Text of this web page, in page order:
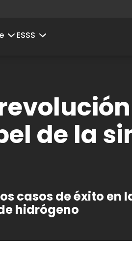
ESSS
de la
casos de éxito
hidrógeno